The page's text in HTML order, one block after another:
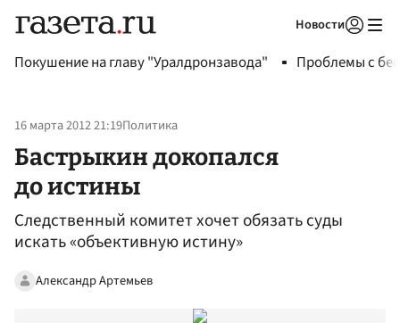
Новости
Покушение на главу "Уралдронзавода" Проблемы с
16 марта 2012 21:19Политика
Бастрыкин докопался
до истины
Следственный комитет хочет обязать суды
искать «объективную истину»
Александр Артемьев